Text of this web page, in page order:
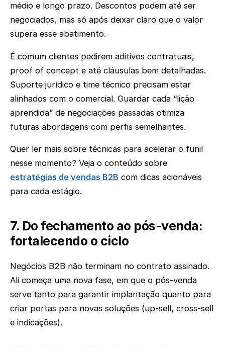
médio e longo prazo. Descontos podem até ser
negociados, mas só após deixar claro que o valor
supera esse abatimento.
É comum clientes pedirem aditivos contratuais,
proof of concept e até cláusulas bem detalhadas.
Suporte jurídico e time técnico precisam estar
alinhados com o comercial. Guardar cada “lição
aprendida” de negociações passadas otimiza
futuras abordagens com perfis semelhantes.
Quer ler mais sobre técnicas para acelerar o funil
nesse momento? Veja o conteúdo sobre
estratégias de vendas B2B com dicas acionáveis
para cada estágio.
7. Do fechamento ao pós-venda:
fortalecendo o ciclo
Negócios B2B não terminam no contrato assinado.
Ali começa uma nova fase, em que o pós-venda
serve tanto para garantir implantação quanto para
criar portas para novas soluções (up-sell, cross-sell
e indicações).